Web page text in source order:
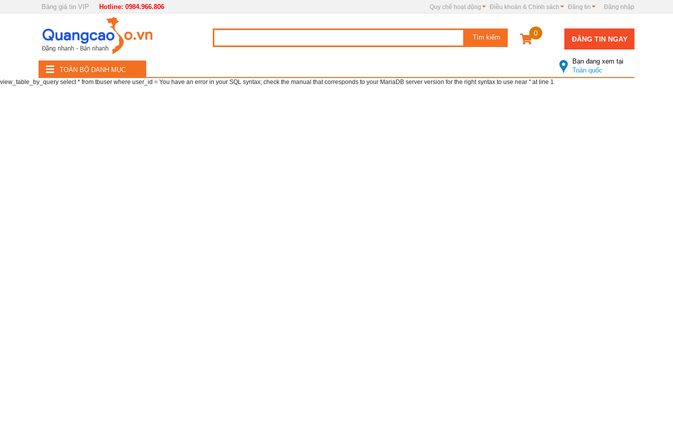
Bảng giá tin VIP Hotline: 0984.966.806 Đăng nhập
Đăng tin
Điều khoản & Chính sách
Quy chế hoạt động
0
ĐĂNG TIN NGAY
Bạn đang xem tại
Toàn quốc
DANH
Nội, ngoại thất
Đồ gia dụng
Điện thoại, Viễn thông
Nhà và Đất
TOÀN BỘ DANH MỤC
view_table_by_query select * from tbuser where user_id = You have an error in your SQL syntax; check the manual that corresponds to your MariaDB server version for the right syntax to use near '' at line 1